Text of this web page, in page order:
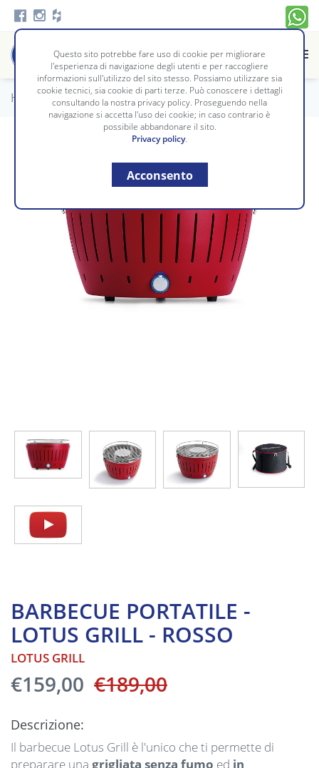
Home / Tavola e Cucina / ELETTRODOMESTICI
BARBECUE PORTATILE -
LOTUS GRILL - ROSSO
LOTUS GRILL
€159,00 €189,00
Descrizione:
Il barbecue Lotus Grill è l'unico che ti permette di
preparare una grigliata senza fumo ed in
Questo sito potrebbe fare uso di cookie per migliorare
l'esperienza di navigazione degli utenti e per raccogliere
informazioni sull'utilizzo del sito stesso. Possiamo utilizzare sia
cookie tecnici, sia cookie di parti terze. Può conoscere i dettagli
consultando la nostra privacy policy. Proseguendo nella
navigazione si accetta l'uso dei cookie; in caso contrario è
possibile abbandonare il sito.
Privacy policy.
Acconsento